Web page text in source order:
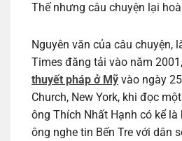
Thế nhưng câu chuyện lại
Nguyên văn của câu chuyện,
Times đăng tải vào năm
thuyết pháp ở Mỹ vào ngày
Church, New York, khi đọc
ông Thích Nhất Hạnh có kể
ông nghe tin Bến Tre với dân